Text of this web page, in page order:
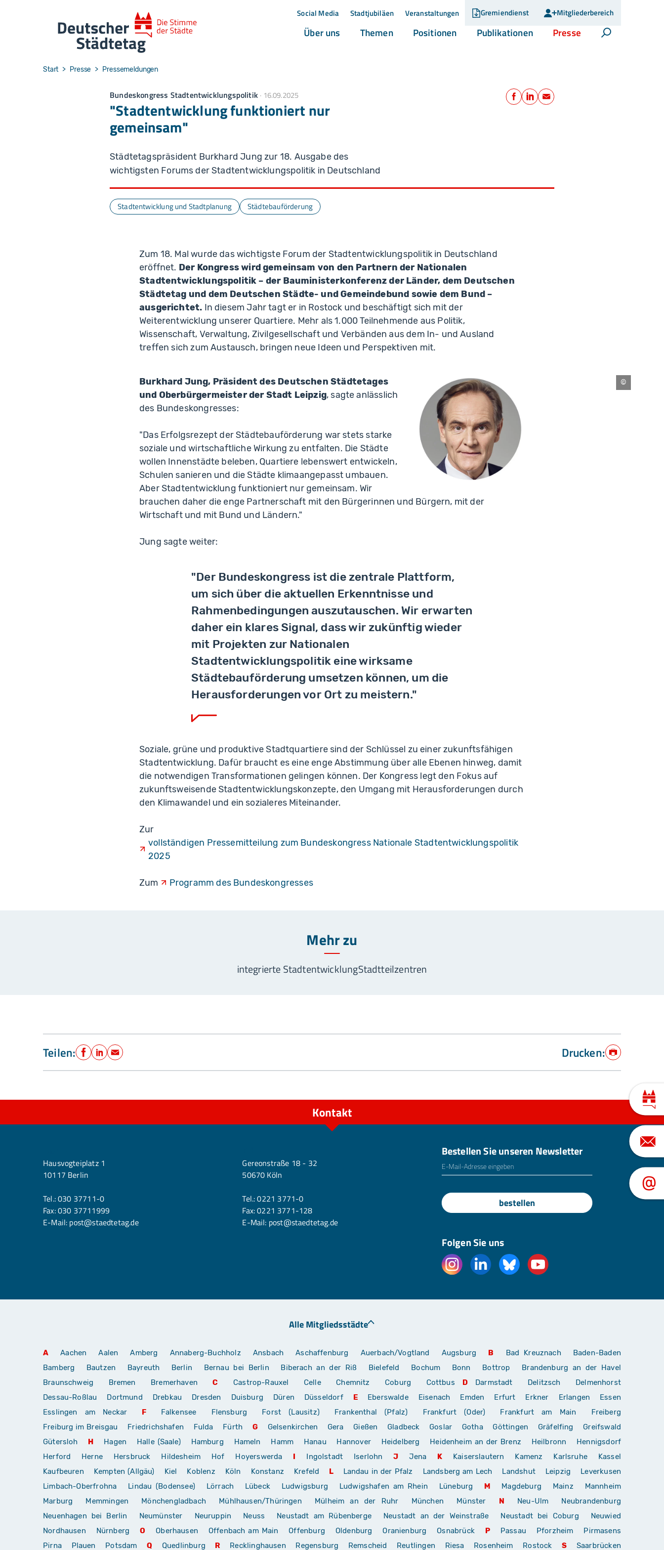
Social Media Stadtjubiläen Veranstaltungen Gremiendienst Mitgliederbereich
Über uns(current)Themen(current)Positionen(current)Publikationen(current)Presse (current)Suche öffnen
You are here:
Start Presse Pressemeldungen
Bundeskongress Stadtentwicklungspolitik 16.09.2025
"Stadtentwicklung funktioniert nur
gemeinsam"
Städtetagspräsident Burkhard Jung zur 18. Ausgabe des
wichtigsten Forums der Stadtentwicklungspolitik in Deutschland
Teilen
Facebook
LinkedIn
E-Mail
Stadtentwicklung und Stadtplanung Städtebauförderung
Zum 18. Mal wurde das wichtigste Forum der Stadtentwicklungspolitik in Deutschland
eröffnet. Der Kongress wird gemeinsam von den Partnern der Nationalen
Stadtentwicklungspolitik – der Bauministerkonferenz der Länder, dem Deutschen
Städtetag und dem Deutschen Städte- und Gemeindebund sowie dem Bund –
ausgerichtet. In diesem Jahr tagt er in Rostock und beschäftigt sich mit der
Weiterentwicklung unserer Quartiere. Mehr als 1.000 Teilnehmende aus Politik,
Wissenschaft, Verwaltung, Zivilgesellschaft und Verbänden aus dem In- und Ausland
treffen sich zum Austausch, bringen neue Ideen und Perspektiven mit.
Bader
Burkhard Jung, Präsident des Deutschen Städtetages
und Oberbürgermeister der Stadt Leipzig, sagte anlässlich
des Bundeskongresses:
"Das Erfolgsrezept der Städtebauförderung war stets starke
soziale und wirtschaftliche Wirkung zu entfalten. Die Städte
wollen Innenstädte beleben, Quartiere lebenswert entwickeln,
Schulen sanieren und die Städte klimaangepasst umbauen.
Aber Stadtentwicklung funktioniert nur gemeinsam. Wir
brauchen daher die enge Partnerschaft mit den Bürgerinnen und Bürgern, mit der
Wirtschaft und mit Bund und Ländern."
Jung sagte weiter:
"Der Bundeskongress ist die zentrale Plattform,
um sich über die aktuellen Erkenntnisse und
Rahmenbedingungen auszutauschen. Wir erwarten
daher ein klares Signal, dass wir zukünftig wieder
mit Projekten zur Nationalen
Stadtentwicklungspolitik eine wirksame
Städtebauförderung umsetzen können, um die
Herausforderungen vor Ort zu meistern."
Soziale, grüne und produktive Stadtquartiere sind der Schlüssel zu einer zukunftsfähigen
Stadtentwicklung. Dafür braucht es eine enge Abstimmung über alle Ebenen hinweg, damit
die notwendigen Transformationen gelingen können. Der Kongress legt den Fokus auf
zukunftsweisende Stadtentwicklungskonzepte, den Umgang mit Herausforderungen durch
den Klimawandel und ein sozialeres Miteinander.
Zur
vollständigen Pressemitteilung zum Bundeskongress Nationale Stadtentwicklungspolitik
2025
Zum Programm des Bundeskongresses
Mehr zu
integrierte StadtentwicklungStadtteilzentren
Teilen: Facebook
LinkedIn
E-Mail Drucken: Drucken
Kontakt
Hausvogteiplatz 1
10117 Berlin
Tel.:030 37711-0
Fax: 030 37711999
E-Mail: post@staedtetag.de
Gereonstraße 18 - 32
50670 Köln
Tel.:0221 3771-0
Fax: 0221 3771-128
E-Mail: post@staedtetag.de
Bestellen Sie unseren Newsletter
E-Mailadresse
bestellen
Folgen Sie uns
Alle Mitgliedsstädte
A Aachen Aalen Amberg Annaberg-Buchholz Ansbach Aschaffenburg Auerbach/Vogtland Augsburg B Bad Kreuznach
Baden-Baden
Bamberg
Bautzen Bayreuth Berlin Bernau bei Berlin Biberach an der Riß Bielefeld Bochum Bonn Bottrop
Brandenburg an der Havel
Braunschweig
Bremen Bremerhaven C Castrop-Rauxel Celle Chemnitz Coburg Cottbus D Darmstadt Delitzsch
Delmenhorst
Dessau-Roßlau
Dortmund Drebkau Dresden Duisburg Düren Düsseldorf E Eberswalde Eisenach Emden Erfurt Erkner Erlangen
Essen
Esslingen am Neckar
F Falkensee Flensburg Forst (Lausitz) Frankenthal (Pfalz) Frankfurt (Oder) Frankfurt am Main
Freiberg
Freiburg im Breisgau
Friedrichshafen Fulda Fürth G Gelsenkirchen Gera Gießen Gladbeck Goslar Gotha Göttingen Gräfelfing
Greifswald
Gütersloh
H Hagen Halle (Saale) Hamburg Hameln Hamm Hanau Hannover Heidelberg Heidenheim an der Brenz Heilbronn
Hennigsdorf
Herford
Herne Hersbruck Hildesheim Hof Hoyerswerda Ingolstadt Iserlohn J Jena K Kaiserslautern Kamenz Karlsruhe
Kassel
Kaufbeuren
Kempten (Allgäu) Kiel Koblenz Köln Konstanz Krefeld L Landau in der Pfalz Landsberg am Lech Landshut Leipzig
Leverkusen
Limbach-Oberfrohna
Lindau (Bodensee) Lörrach Lübeck Ludwigsburg Ludwigshafen am Rhein Lüneburg M Magdeburg Mainz
Mannheim
Marburg
Memmingen Mönchengladbach Mühlhausen/Thüringen Mülheim an der Ruhr München Münster N Neu-Ulm
Neubrandenburg
Neuenhagen bei Berlin
Neumünster Neuruppin Neuss Neustadt am Rübenberge Neustadt an der Weinstraße Neustadt bei Coburg
Neuwied
Nordhausen
Nürnberg O Oberhausen Offenbach am Main Offenburg Oldenburg Oranienburg Osnabrück P Passau Pforzheim
Pirmasens
Pirna
Plauen Potsdam Q Quedlinburg R Recklinghausen Regensburg Remscheid Reutlingen Riesa Rosenheim Rostock S Saarbrücken